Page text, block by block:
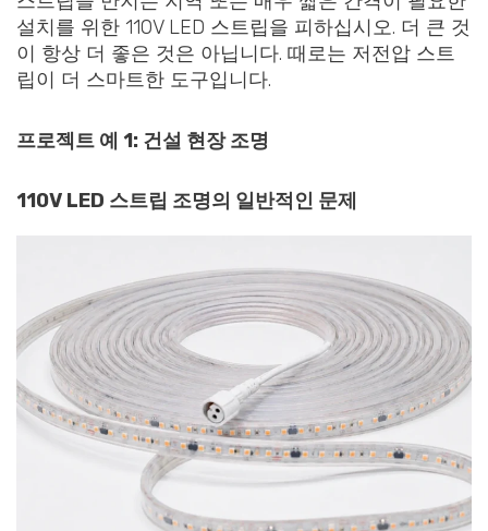
설치를 위한 110V LED 스트립을 피하십시오. 더 큰 것
이 항상 더 좋은 것은 아닙니다. 때로는 저전압 스트
립이 더 스마트한 도구입니다.
프로젝트 예 1: 건설 현장 조명
110V LED 스트립 조명의 일반적인 문제